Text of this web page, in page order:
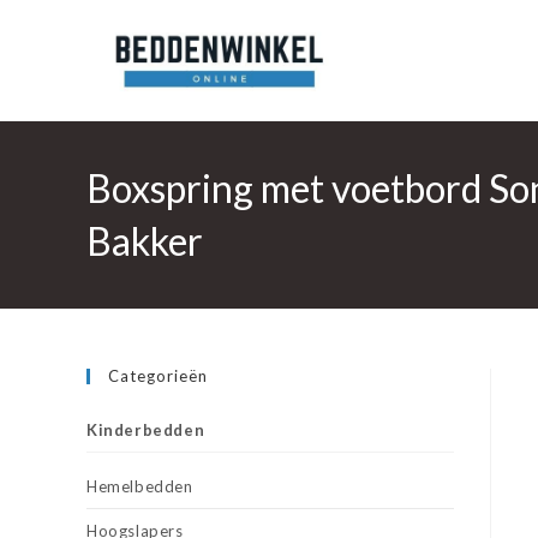
Boxspring met voetbord
Bakker
Categorieën
Kinderbedden
Hemelbedden
Hoogslapers